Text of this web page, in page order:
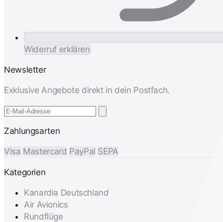
Widerruf erklären
Newsletter
Exklusive Angebote direkt in dein Postfach.
Zahlungsarten
Visa Mastercard PayPal SEPA
Kategorien
Kanardia Deutschland
Air Avionics
Rundflüge